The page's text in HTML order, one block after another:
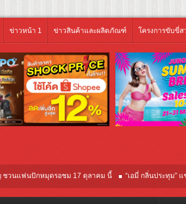
ข่าวหน้า 1 ข่าวสินค้าและผลิตภัณฑ์ โครงการขับขี่
ปักหมุดรอชม 17 ตุลาคม นี้ “เอมี่ กลิ่นประทุม” แชร์ประสบ
เทศกาลภาพยนตร์นานาชาติโตรอนโต “จุ๋ย วรัทยา” ทุ่ม